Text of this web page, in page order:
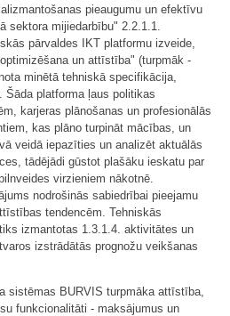
pieaugumu un efektīvu
sektora mijiedarbību" 2.2.1.1.
pārvaldes IKT platformu izveide,
un attīstība" (turpmāk -
minētā tehniskā specifikācija,
platforma ļaus politikas
karjeras plānošanas un profesionālās
kas plāno turpināt mācības, un
veidā iepazīties un analizēt aktuālās
tādējādi gūstot plašāku ieskatu par
virzieniem nākotnē.
nodrošinās sabiedrībai pieejamu
tendencēm. Tehniskās
izmantotas 1.3.1.4. aktivitātes un
izstrādātās prognožu veikšanas
sistēmas BURVIS turpmāka attīstība,
funkcionalitāti - maksājumus un